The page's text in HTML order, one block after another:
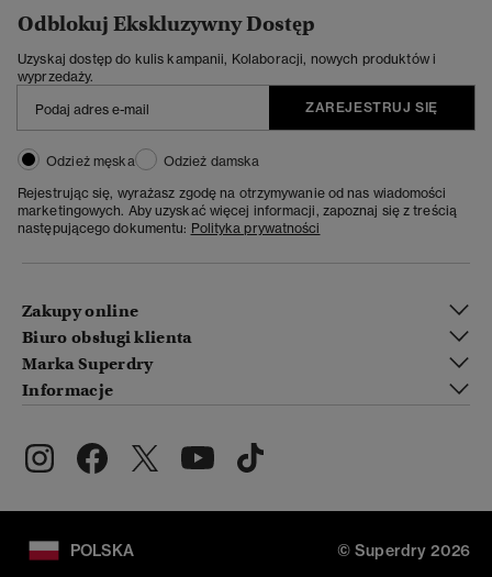
Odblokuj Ekskluzywny Dostęp
Uzyskaj dostęp do kulis kampanii, Kolaboracji, nowych produktów i
wyprzedaży.
ZAREJESTRUJ SIĘ
Odzież męska
Odzież damska
Rejestrując się, wyrażasz zgodę na otrzymywanie od nas wiadomości
marketingowych. Aby uzyskać więcej informacji, zapoznaj się z treścią
następującego dokumentu: Polityka prywatności
Zakupy online
Biuro obsługi klienta
Marka Superdry
Informacje
POLSKA © Superdry 2026